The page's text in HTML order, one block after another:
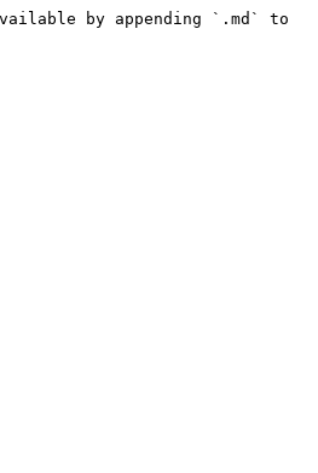
by appending `.md` to